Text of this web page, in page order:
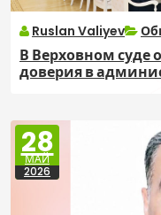
Ruslan Valiyev
В Верховном суде
доверия в
28
МАЙ
2026